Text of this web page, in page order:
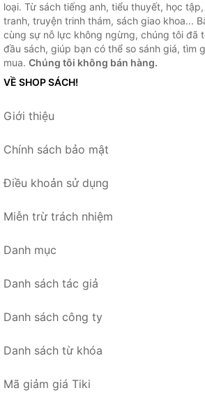
loại. Từ sách tiếng anh, tiểu thuyết, học
tranh, truyện trinh thám, sách giao khoa...
cùng sự nỗ lực không ngừng, chúng tôi đã
đầu sách, giúp bạn có thể so sánh giá, tìm
mua. Chúng tôi không bán hàng.
VỀ SHOP SÁCH!
Giới thiệu
Chính sách bảo mật
Điều khoản sử dụng
Miễn trừ trách nhiệm
Danh mục
Danh sách tác giả
Danh sách công ty
Danh sách từ khóa
Mã giảm giá Tiki